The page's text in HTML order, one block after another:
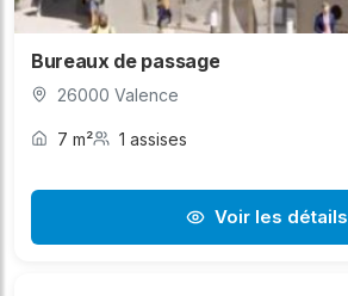
Bureaux de passage
26000 Valence
7 m² 1 assises
Voir les détails